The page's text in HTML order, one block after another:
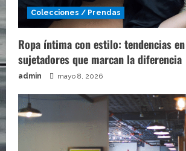
Colecciones / Prendas
Ropa íntima con estilo: tendencias
sujetadores que marcan la diferencia
admin mayo 8, 2026